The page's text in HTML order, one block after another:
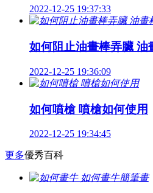
2022-12-25 19:37:33
如何阻止油畫棒弄臟 油
2022-12-25 19:36:09
如何噴槍 噴槍如何使用
2022-12-25 19:34:45
更多優秀百科